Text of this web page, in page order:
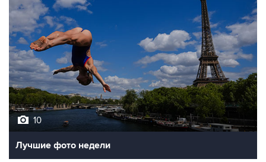
10
Лучшие фото недели